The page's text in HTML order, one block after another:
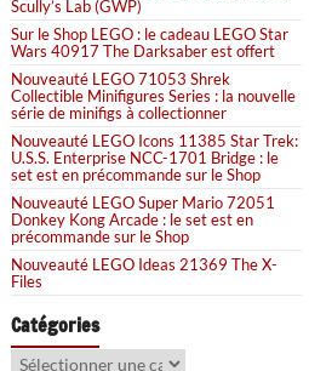
Scully’s Lab (GWP)
Sur le Shop LEGO : le cadeau LEGO Star
Wars 40917 The Darksaber est offert
Nouveauté LEGO 71053 Shrek
Collectible Minifigures Series : la nouvelle
série de minifigs à collectionner
Nouveauté LEGO Icons 11385 Star Trek:
U.S.S. Enterprise NCC-1701 Bridge : le
set est en précommande sur le Shop
Nouveauté LEGO Super Mario 72051
Donkey Kong Arcade : le set est en
précommande sur le Shop
Nouveauté LEGO Ideas 21369 The X-
Files
Catégories
Catégories